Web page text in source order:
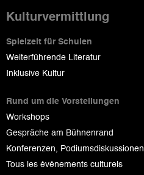
Kulturvermittlung
Spielzeit für Schulen
Weiterführende Literatur
Inklusive Kultur
Rund um die Vorstellungen
Workshops
Gespräche am Bühnenrand
Konferenzen, Podiumsdiskussionen
Tous les événements culturels